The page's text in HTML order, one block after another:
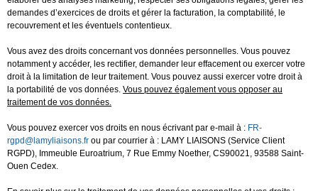
demandes d’exercices de droits et gérer la facturation, la comptabilité, le
recouvrement et les éventuels contentieux.
Vous avez des droits concernant vos données personnelles. Vous pouvez
notamment y accéder, les rectifier, demander leur effacement ou exercer votre
droit à la limitation de leur traitement. Vous pouvez aussi exercer votre droit à
la portabilité de vos données. Vous pouvez également vous opposer au
traitement de vos données.
Vous pouvez exercer vos droits en nous écrivant par e-mail à : FR-
rgpd@lamyliaisons.fr ou par courrier à : LAMY LIAISONS (Service Client
RGPD), Immeuble Euroatrium, 7 Rue Emmy Noether, CS90021, 93588 Saint-
Ouen Cedex.